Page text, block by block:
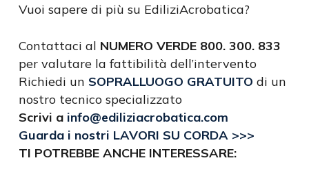
Vuoi sapere di più su EdiliziAcrobatica?
Contattaci al NUMERO VERDE 800. 300. 833
per valutare la fattibilità dell’intervento
Richiedi un SOPRALLUOGO GRATUITO di un
nostro tecnico specializzato
Scrivi a info@ediliziacrobatica.com
Guarda i nostri LAVORI SU CORDA >>>
TI POTREBBE ANCHE INTERESSARE: